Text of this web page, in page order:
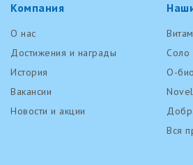
Компания
О нас
Достижения и награды
История
Вакансии
Новости и акции
Соло
О-био
Вся